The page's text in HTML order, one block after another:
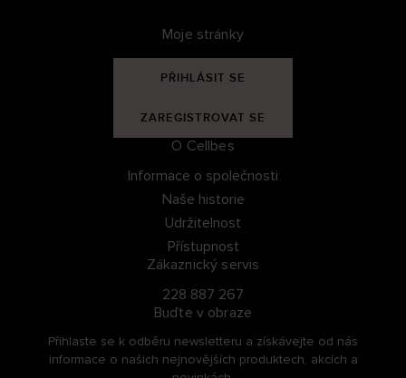
Moje stránky
PŘIHLÁSIT SE
ZAREGISTROVAT SE
O Cellbes
Informace o společnosti
Naše historie
Udržitelnost
Přístupnost
Zákaznický servis
228 887 267
Buďte v obraze
Přihlaste se k odběru newsletteru a získávejte od nás
informace o našich nejnovějších produktech, akcích a